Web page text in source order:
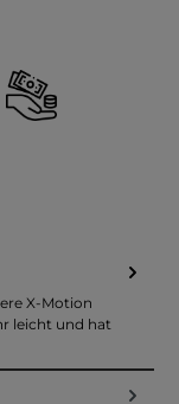
X-Motion
leicht und hat